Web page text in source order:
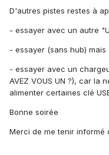
D'autres pistes restes à
- essayer avec un autre
- essayer (sans hub)
- essayer avec un
AVEZ VOUS UN ?), car la
alimenter certaines clé
Bonne soirée
Merci de me tenir informé